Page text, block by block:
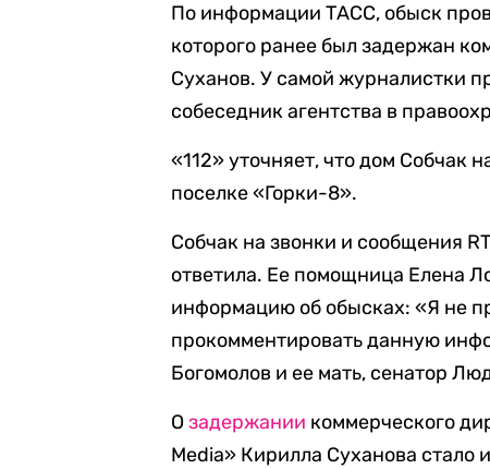
По информации ТАСС, обыск
которого ранее был задержан
Суханов. У самой журналистки
собеседник агентства в
«112» уточняет, что дом Собчак
поселке «Горки-8».
Собчак на звонки и сообщения
ответила. Ее помощница Елена
информацию об обысках: «Я не
прокомментировать данную
Богомолов и ее мать, сенатор
Озадержании коммерческого
Media» Кирилла Суханова стало